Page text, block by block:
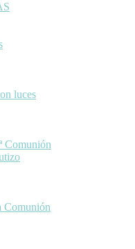
luces
Comunión
Comunión